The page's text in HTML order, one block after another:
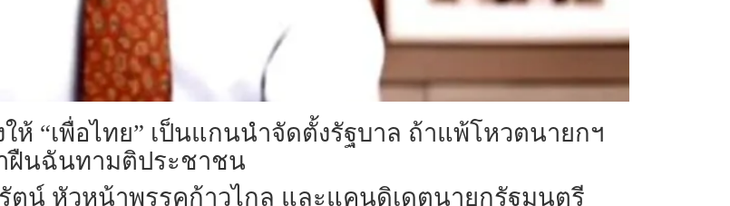
ห้ “เพื่อไทย” เป็นแกนนำจัดตั้งรัฐบาล ถ้าแพ้โหวตนายกฯ
ฝืนฉันทามติประชาชน
ตน์ หัวหน้าพรรคก้าวไกล และแคนดิเดตนายกรัฐมนตรี